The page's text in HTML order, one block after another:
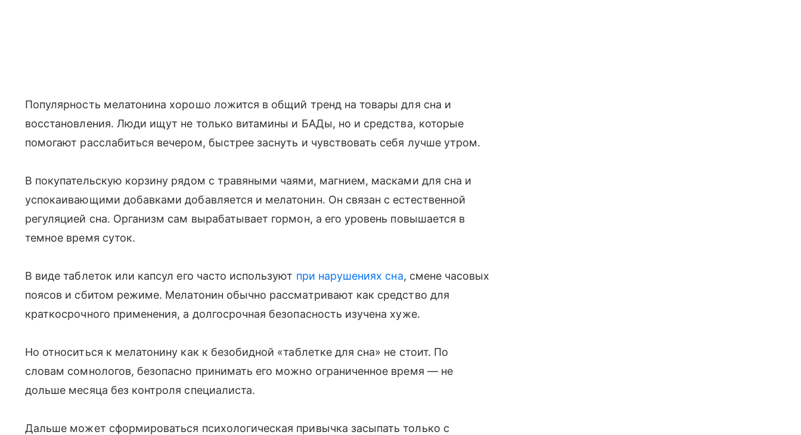
Популярность мелатонина хорошо ложится в общий тренд на товары для сна и
восстановления. Люди ищут не только витамины и БАДы, но и средства, которые
помогают расслабиться вечером, быстрее заснуть и чувствовать себя лучше утром.
В покупательскую корзину рядом с травяными чаями, магнием, масками для сна и
успокаивающими добавками добавляется и мелатонин. Он связан с естественной
регуляцией сна. Организм сам вырабатывает гормон, а его уровень повышается в
темное время суток.
В виде таблеток или капсул его часто используют при нарушениях сна, смене часовых
поясов и сбитом режиме. Мелатонин обычно рассматривают как средство для
краткосрочного применения, а долгосрочная безопасность изучена хуже.
Но относиться к мелатонину как к безобидной «таблетке для сна» не стоит. По
словам сомнологов, безопасно принимать его можно ограниченное время — не
дольше месяца без контроля специалиста.
Дальше может сформироваться психологическая привычка засыпать только с